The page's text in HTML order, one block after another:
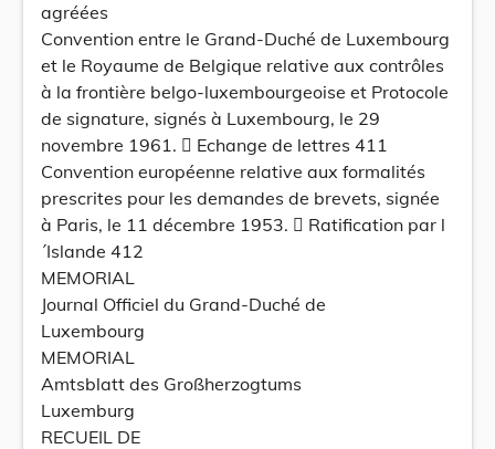
agréées
Convention entre le Grand-Duché de Luxembourg
et le Royaume de Belgique relative aux contrôles
à la frontière belgo-luxembourgeoise et Protocole
de signature, signés à Luxembourg, le 29
novembre 1961.  Echange de lettres 411
Convention européenne relative aux formalités
prescrites pour les demandes de brevets, signée
à Paris, le 11 décembre 1953.  Ratification par l
´Islande 412
MEMORIAL
Journal Officiel du Grand-Duché de
Luxembourg
MEMORIAL
Amtsblatt des Großherzogtums
Luxemburg
RECUEIL DE